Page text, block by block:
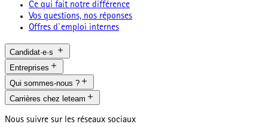
Ce qui fait notre différence
Vos questions, nos réponses
Offres d`emploi internes
Candidat·e·s
Entreprises
Qui sommes-nous ?
Carrières chez leteam
Nous suivre sur les réseaux sociaux